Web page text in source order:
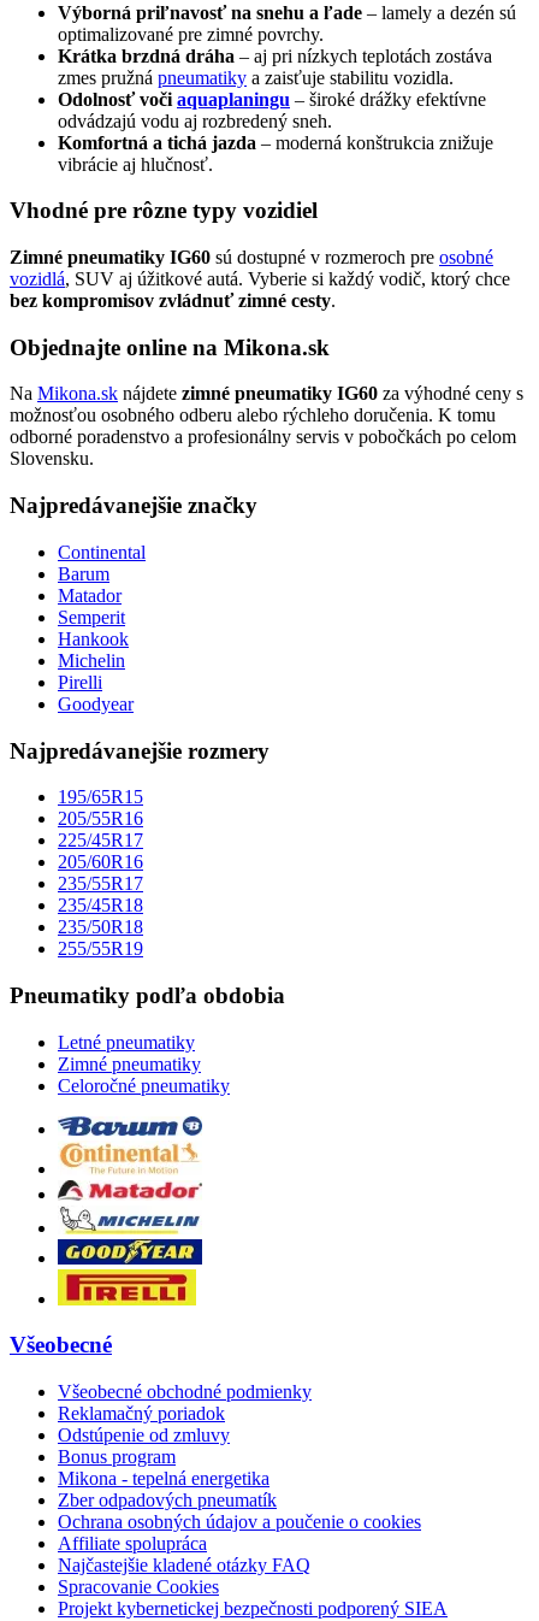
Výborná priľnavosť na snehu a ľade – lamely a dezén sú
optimalizované pre zimné povrchy.
Krátka brzdná dráha – aj pri nízkych teplotách zostáva
zmes pružná pneumatiky a zaisťuje stabilitu vozidla.
Odolnosť voči aquaplaningu – široké drážky efektívne
odvádzajú vodu aj rozbredený sneh.
Komfortná a tichá jazda – moderná konštrukcia znižuje
vibrácie aj hlučnosť.
Vhodné pre rôzne typy vozidiel
Zimné pneumatiky IG60 sú dostupné v rozmeroch pre osobné
vozidlá, SUV aj úžitkové autá. Vyberie si každý vodič, ktorý chce
bez kompromisov zvládnuť zimné cesty.
Objednajte online na Mikona.sk
Na Mikona.sk nájdete zimné pneumatiky IG60 za výhodné ceny s
možnosťou osobného odberu alebo rýchleho doručenia. K tomu
odborné poradenstvo a profesionálny servis v pobočkách po celom
Slovensku.
Najpredávanejšie značky
Continental
Barum
Matador
Semperit
Hankook
Michelin
Pirelli
Goodyear
Najpredávanejšie rozmery
195/65R15
205/55R16
225/45R17
205/60R16
235/55R17
235/45R18
235/50R18
255/55R19
Pneumatiky podľa obdobia
Letné pneumatiky
Zimné pneumatiky
Celoročné pneumatiky
Všeobecné
Všeobecné obchodné podmienky
Reklamačný poriadok
Odstúpenie od zmluvy
Bonus program
Mikona - tepelná energetika
Zber odpadových pneumatík
Ochrana osobných údajov a poučenie o cookies
Affiliate spolupráca
Najčastejšie kladené otázky FAQ
Spracovanie Cookies
Projekt kybernetickej bezpečnosti podporený SIEA